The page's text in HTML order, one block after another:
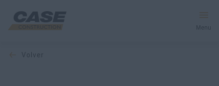
Menu
volver